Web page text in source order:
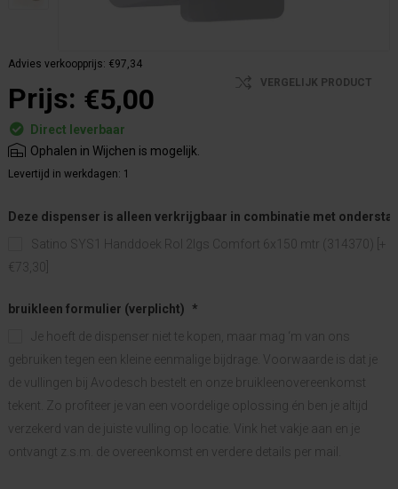
Advies verkoopprijs: €97,34
Prijs: €5,00 VERGELIJK PRODUCT
Direct leverbaar
Ophalen in Wijchen is mogelijk.
Levertijd in werkdagen: 1
Deze dispenser is alleen verkrijgbaar in combinatie met
Satino SYS1 Handdoek Rol 2lgs Comfort 6x150 mtr (314370) [+
€73,30]
bruikleen formulier (verplicht)
*
Je hoeft de dispenser niet te kopen, maar mag ‘m van ons
gebruiken tegen een kleine eenmalige bijdrage. Voorwaarde is dat je
de vullingen bij Avodesch bestelt en onze bruikleenovereenkomst
tekent. Zo profiteer je van een voordelige oplossing én ben je altijd
verzekerd van de juiste vulling op locatie. Vink het vakje aan en je
ontvangt z.s.m. de overeenkomst en verdere details per mail.